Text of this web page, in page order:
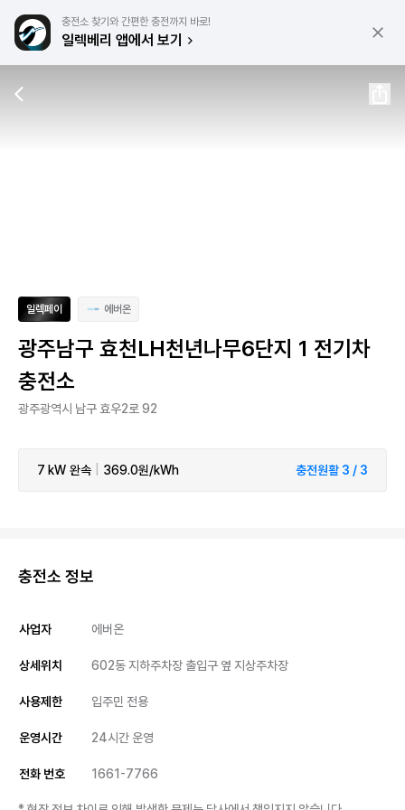
충전소 찾기와 간편한 충전까지 바로!
일렉베리 앱에서 보기
일렉페이 에버온
광주남구 효천LH천년나무6단지 1 전기차
충전소
광주광역시 남구 효우2로 92
7 kW 완속 369.0원/kWh 충전원활 3 / 3
충전소 정보
사업자 에버온
상세위치 602동 지하주차장 출입구 옆 지상주차장
사용제한 입주민 전용
운영시간 24시간 운영
전화 번호 1661-7766